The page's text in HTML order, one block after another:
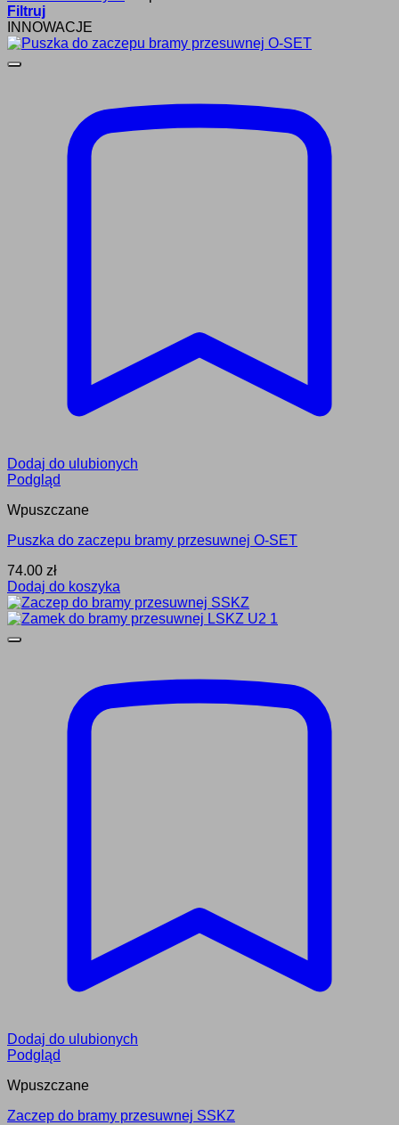
Filtruj
INNOWACJE
Dodaj do ulubionych
Podgląd
Wpuszczane
Puszka do zaczepu bramy przesuwnej O-SET
74.00 zł
Dodaj do koszyka
Dodaj do ulubionych
Podgląd
Wpuszczane
Zaczep do bramy przesuwnej SSKZ